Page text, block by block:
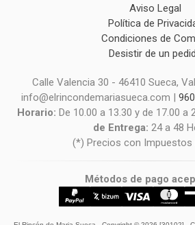
Aviso Legal
Política de
Condiciones de
Desistir de un
Calle Valencia 30 - 46410 Sueca,
info@elrincondemariasueca.com |
Horario: De 10.00 a 13.30 y de 17.00 a
de Entrega: 24 a 48
(*) Precios con Impuestos
Métodos de pago